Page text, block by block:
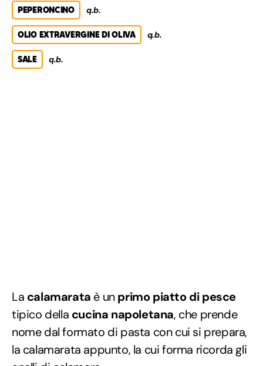
PEPERONCINO q.b.
OLIO EXTRAVERGINE DI OLIVA q.b.
SALE q.b.
La calamarata è unprimo piatto di pesce
tipico della cucina napoletana, che prende
nome dal formato di pasta con cui si prepara,
la calamarata appunto, la cui forma ricorda gli